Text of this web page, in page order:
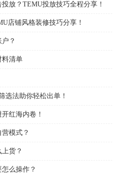
放？TEMU投放技巧全程分享！
店铺风格装修技巧分享！
？
料清单
选法助你轻松出单！
红海内卷！
模式？
货？
么操作？